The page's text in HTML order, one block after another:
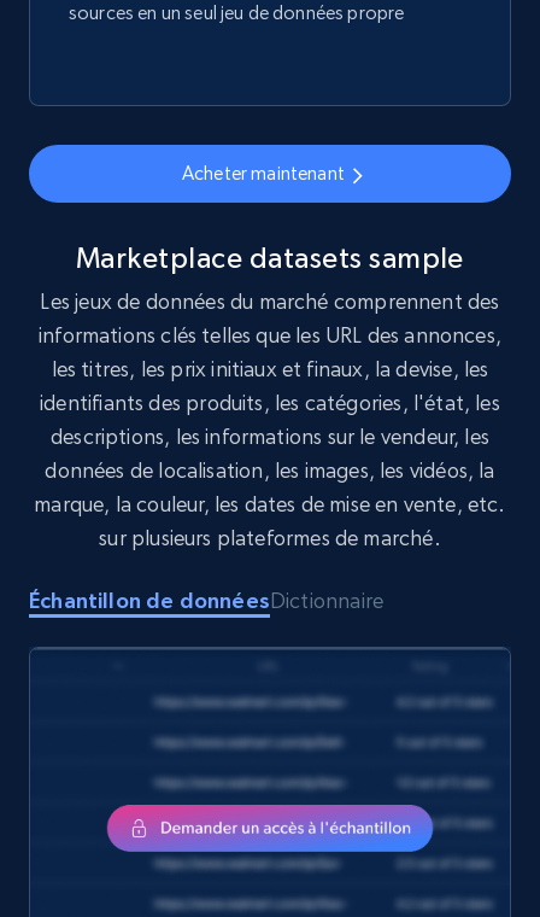
sources en un seul jeu de données propre
Acheter maintenant
Marketplace datasets sample
Les jeux de données du marché comprennent des
informations clés telles que les URL des annonces,
les titres, les prix initiaux et finaux, la devise, les
identifiants des produits, les catégories, l'état, les
descriptions, les informations sur le vendeur, les
données de localisation, les images, les vidéos, la
marque, la couleur, les dates de mise en vente, etc.
sur plusieurs plateformes de marché.
Échantillon de donnéesDictionnaire